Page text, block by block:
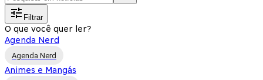
Filtrar
O que você quer ler?
Agenda Nerd
Agenda Nerd
Animes e Mangás